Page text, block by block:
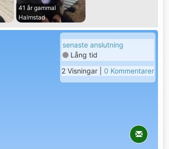
41 år gammal
Halmstad
senaste anslutning
Lång tid
2 Visningar | 0 Kommentarer